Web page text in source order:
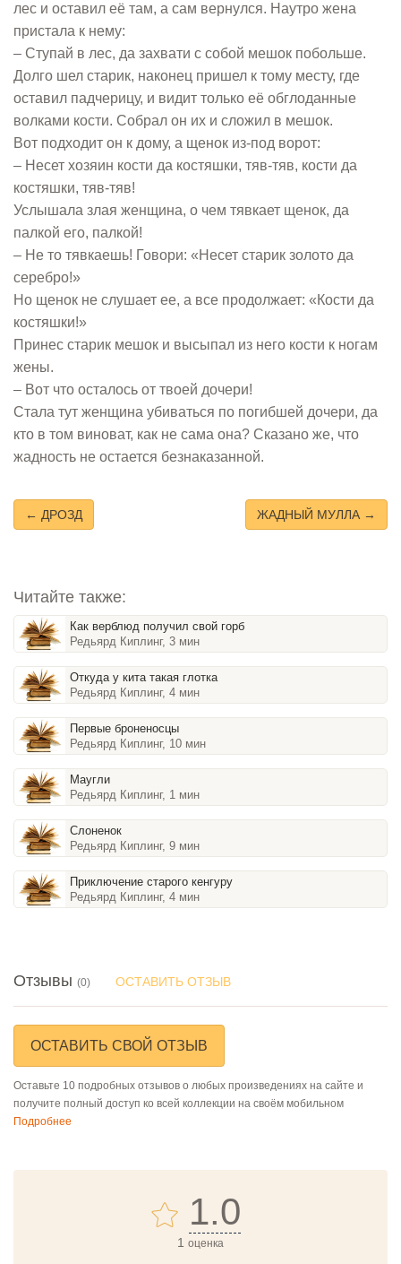
лес и оставил её там, а сам вернулся. Наутро жена
пристала к нему:
– Ступай в лес, да захвати с собой мешок побольше.
Долго шел старик, наконец пришел к тому месту, где
оставил падчерицу, и видит только её обглоданные
волками кости. Собрал он их и сложил в мешок.
Вот подходит он к дому, а щенок из-под ворот:
– Несет хозяин кости да костяшки, тяв-тяв, кости да
костяшки, тяв-тяв!
Услышала злая женщина, о чем тявкает щенок, да
палкой его, палкой!
– Не то тявкаешь! Говори: «Несет старик золото да
серебро!»
Но щенок не слушает ее, а все продолжает: «Кости да
костяшки!»
Принес старик мешок и высыпал из него кости к ногам
жены.
– Вот что осталось от твоей дочери!
Стала тут женщина убиваться по погибшей дочери, да
кто в том виноват, как не сама она? Сказано же, что
жадность не остается безнаказанной.
← ДРОЗД ЖАДНЫЙ МУЛЛА →
Читайте также:
Как верблюд получил свой горб
Редьярд Киплинг, 3 мин
Откуда у кита такая глотка
Редьярд Киплинг, 4 мин
Первые броненосцы
Редьярд Киплинг, 10 мин
Маугли
Редьярд Киплинг, 1 мин
Слоненок
Редьярд Киплинг, 9 мин
Приключение старого кенгуру
Редьярд Киплинг, 4 мин
Отзывы (0) ОСТАВИТЬ ОТЗЫВ
ОСТАВИТЬ СВОЙ ОТЗЫВ
Оставьте 10 подробных отзывов о любых произведениях на сайте и
получите полный доступ ко всей коллекции на своём мобильном
Подробнее
1.0
1 оценка